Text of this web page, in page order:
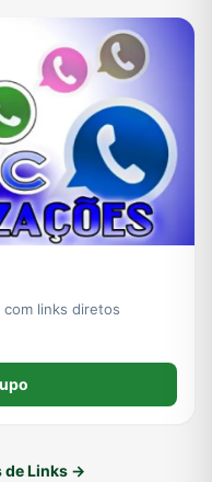
links diretos
de Links →